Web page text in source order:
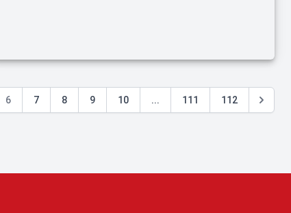
6 7 8 9 10 ... 111 112